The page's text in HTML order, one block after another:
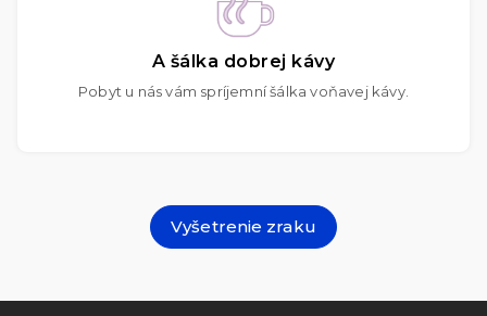
A šálka dobrej kávy
Pobyt u nás vám spríjemní šálka voňavej kávy.
Vyšetrenie zraku